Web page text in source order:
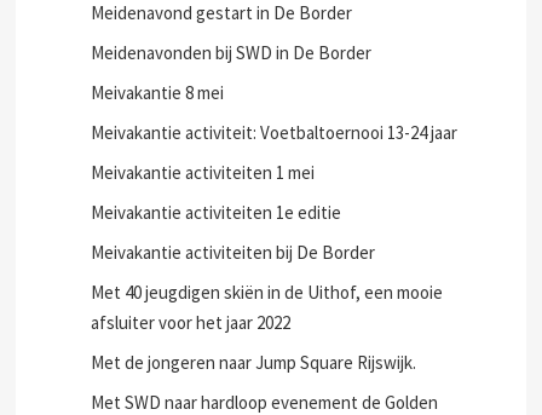
Meidenavond gestart in De Border
Meidenavonden bij SWD in De Border
Meivakantie 8 mei
Meivakantie activiteit: Voetbaltoernooi 13-24 jaar
Meivakantie activiteiten 1 mei
Meivakantie activiteiten 1e editie
Meivakantie activiteiten bij De Border
Met 40 jeugdigen skiën in de Uithof, een mooie
afsluiter voor het jaar 2022
Met de jongeren naar Jump Square Rijswijk.
Met SWD naar hardloop evenement de Golden